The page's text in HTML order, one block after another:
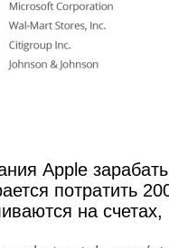
Apple
потратить
на